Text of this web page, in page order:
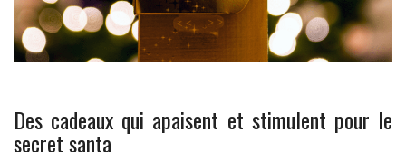
Des cadeaux qui apaisent et stimulent pour le
secret santa